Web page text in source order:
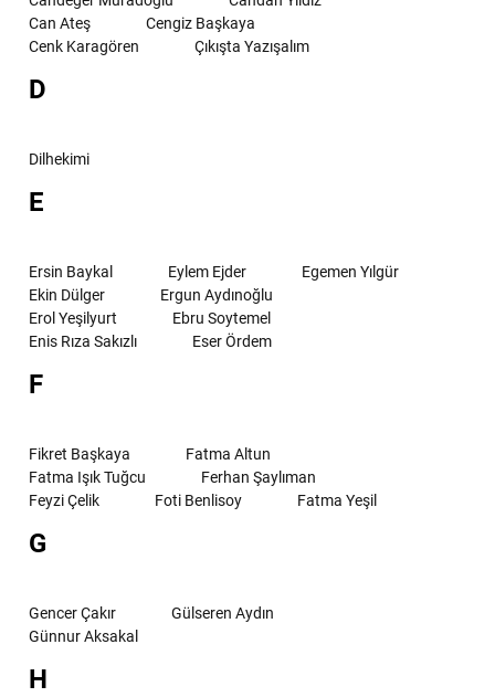
Can Ateş
Cengiz Başkaya
Cenk Karagören
Çıkışta Yazışalım
D
Dilhekimi
E
Ersin Baykal Eylem Ejder
Egemen Yılgür
Ekin Dülger
Ergun Aydınoğlu
Erol Yeşilyurt
Ebru Soytemel
Enis Rıza Sakızlı
Eser Ördem
F
Fikret Başkaya
Fatma Altun
Fatma Işık Tuğcu
Ferhan Şaylıman
Feyzi Çelik
Foti Benlisoy Fatma Yeşil
G
Gencer Çakır
Gülseren Aydın
Günnur Aksakal
H